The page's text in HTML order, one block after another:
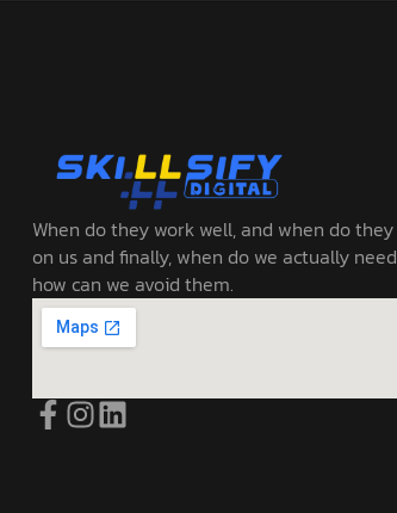
When do they work well, and when do they
on us and finally, when do we actually need
how can we avoid them.